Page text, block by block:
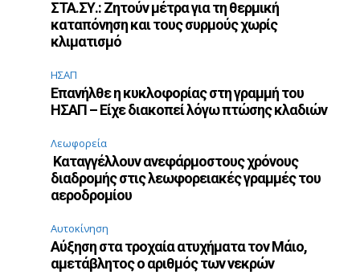
ΣΤΑ.ΣΥ.: Ζητούν μέτρα για τη θερμική
καταπόνηση και τους συρμούς χωρίς
κλιματισμό
ΗΣΑΠ
Επανήλθε η κυκλοφορίας στη γραμμή του
ΗΣΑΠ – Είχε διακοπεί λόγω πτώσης κλαδιών
Λεωφορεία
Καταγγέλλουν ανεφάρμοστους χρόνους
διαδρομής στις λεωφορειακές γραμμές του
αεροδρομίου
Αυτοκίνηση
Αύξηση στα τροχαία ατυχήματα τον Μάιο,
αμετάβλητος ο αριθμός των νεκρών